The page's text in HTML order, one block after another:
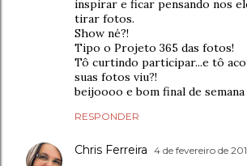
inspirar e ficar pensando nos
tirar fotos.
Show né?!
Tipo o Projeto 365 das fotos!
Tô curtindo participar...e tô
suas fotos viu?!
beijoooo e bom final de semana
RESPONDER
Chris Ferreira 4 de fevereiro de